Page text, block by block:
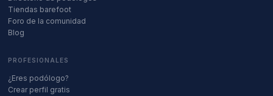
Tiendas barefoot
Foro de la comunidad
Blog
PROFESIONALES
¿Eres podólogo?
Crear perfil gratis